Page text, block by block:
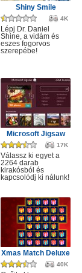
Shiny Smile
4K
Lépj Dr. Daniel
Shine, a vidám és
eszes fogorvos
szerepébe!
Microsoft Jigsaw
17K
Válassz ki egyet a
2264 darab
kirakósból és
kapcsolódj ki nálunk!
Xmas Match Deluxe
40K